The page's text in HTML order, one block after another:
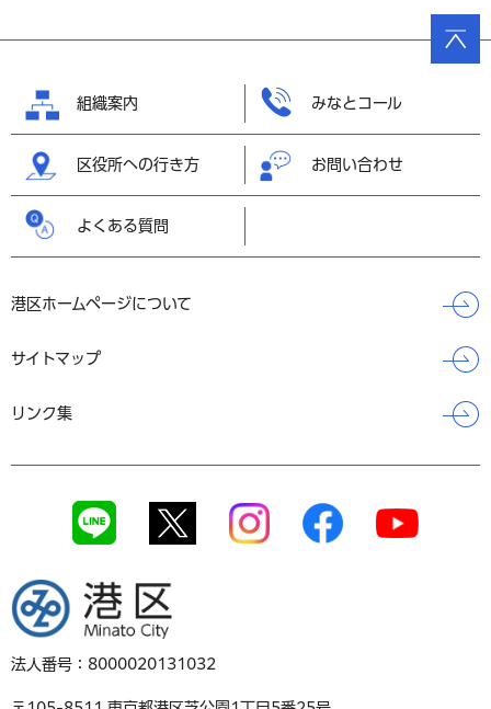
組織案内 みなとコール
区役所への行き方 お問い合わせ
よくある質問
港区ホームページについて
サイトマップ
リンク集
港区
法人番号：8000020131032
ページ
の先頭